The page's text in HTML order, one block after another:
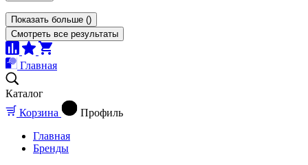
Показать больше ()
Смотреть все результаты
Главная
Каталог
Корзина
Профиль
Главная
Бренды